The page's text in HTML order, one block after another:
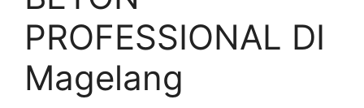
PROFESSIONAL DI
Magelang